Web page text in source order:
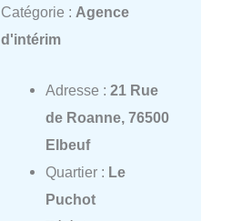
Catégorie : Agence
d'intérim
Adresse : 21 Rue
de Roanne, 76500
Elbeuf
Quartier : Le
Puchot